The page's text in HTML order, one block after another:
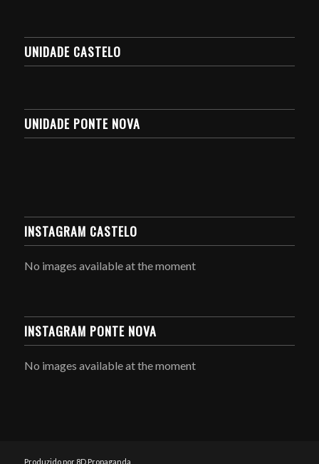
UNIDADE CASTELO
UNIDADE PONTE NOVA
INSTAGRAM CASTELO
No images available at the moment
INSTAGRAM PONTE NOVA
No images available at the moment
Produzido por 8D Propaganda